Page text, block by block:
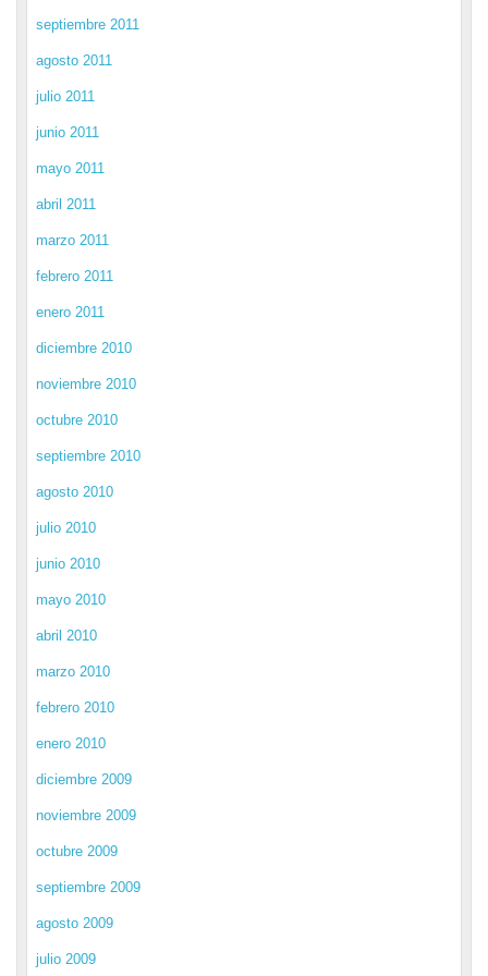
septiembre 2011
agosto 2011
julio 2011
junio 2011
mayo 2011
abril 2011
marzo 2011
febrero 2011
enero 2011
diciembre 2010
noviembre 2010
octubre 2010
septiembre 2010
agosto 2010
julio 2010
junio 2010
mayo 2010
abril 2010
marzo 2010
febrero 2010
enero 2010
diciembre 2009
noviembre 2009
octubre 2009
septiembre 2009
agosto 2009
julio 2009